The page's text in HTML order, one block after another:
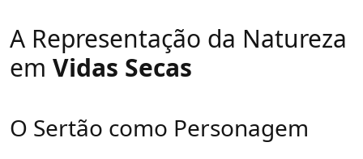
A Representação da Natureza
em Vidas Secas
O Sertão como Personagem